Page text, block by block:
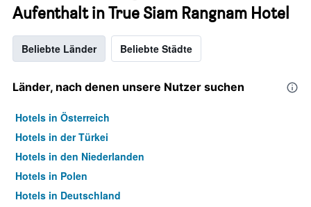
Aufenthalt in True Siam Rangnam Hotel
Beliebte Länder Beliebte Städte
Länder, nach denen unsere Nutzer suchen
Hotels in Österreich
Hotels in der Türkei
Hotels in den Niederlanden
Hotels in Polen
Hotels in Deutschland